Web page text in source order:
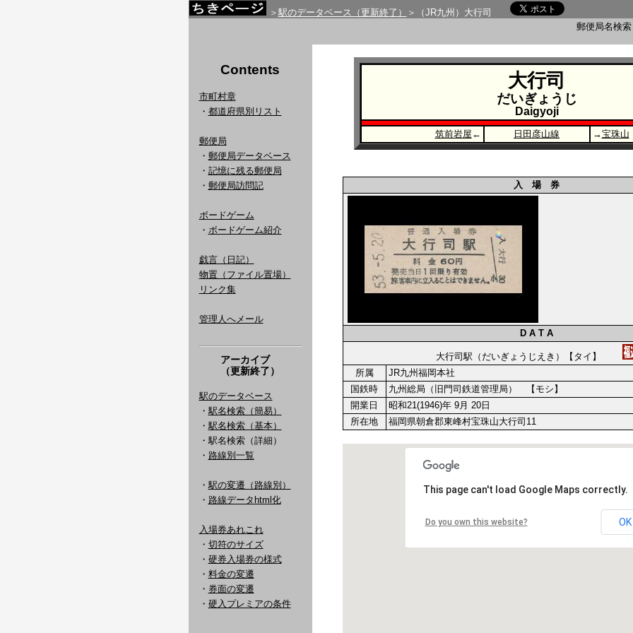
＞ 駅のデータベース（更新終了）
＞（JR九州）大行司
郵便局名検
Contents
市町村章
・ 都道府県別リスト
郵便局
・ 郵便局データベース
・ 記憶に残る郵便局
・ 郵便局訪問記
ボードゲーム
・ ボードゲーム紹介
戯言（日記）
物置（ファイル置場）
リンク集
管理人へメール
アーカイブ
（更新終了）
駅のデータベース
・ 駅名検索（簡易）
・ 駅名検索（基本）
・駅名検索（詳細）
・ 路線別一覧
・ 駅の変遷（路線別）
・ 路線データhtml化
入場券あれこれ
・ 切符のサイズ
・ 硬券入場券の様式
・ 料金の変遷
・ 券面の変遷
・ 硬入プレミアの条件
大行司
だいぎょうじ
Daigyoji
筑前岩屋 ← 日田彦山線 →宝珠山
入 場 券
D A T A
大行司駅（だいぎょうじえき）【タイ】
所属
JR九州福岡本社
国鉄時
九州総局（旧門司鉄道管理局） 【モシ】
開業日
昭和21(1946)年 9月 20日
所在地
福岡県朝倉郡東峰村宝珠山大行司11